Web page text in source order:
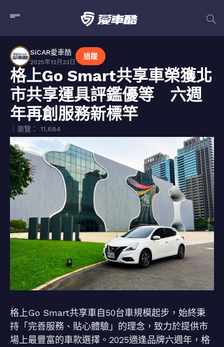
SiCAR愛車酷
2025年12月23日
追蹤
格上Go Smart共享車榮獲北
市共享運具評鑑優等 六週
年再創服務新標竿
｜瀏覽： 11,684
格上Go Smart共享車自50台車規模起步，始終秉
持「完善服務、貼心體驗」的理念，致力於提供市
場上最豐富的車款選擇。2025適逢品牌六週年，格